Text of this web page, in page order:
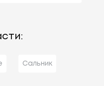
Сальник